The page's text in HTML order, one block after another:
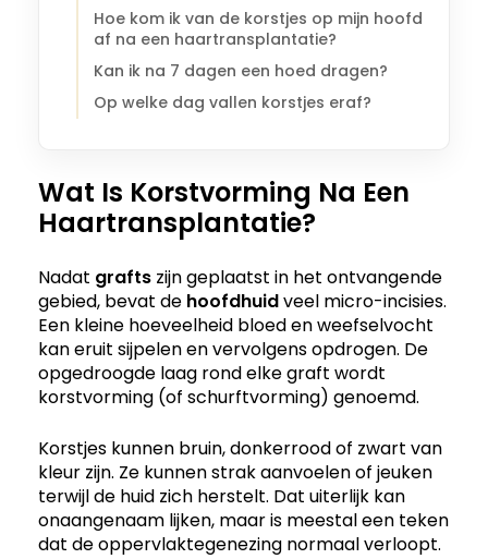
Hoe kom ik van de korstjes op mijn hoofd
af na een haartransplantatie?
Kan ik na 7 dagen een hoed dragen?
Op welke dag vallen korstjes eraf?
Wat Is Korstvorming Na Een
Haartransplantatie?
Nadat grafts zijn geplaatst in het ontvangende
gebied, bevat de hoofdhuidveel micro-incisies.
Een kleine hoeveelheid bloed en weefselvocht
kan eruit sijpelen en vervolgens opdrogen. De
opgedroogde laag rond elke graft wordt
korstvorming (of schurftvorming) genoemd.
Korstjes kunnen bruin, donkerrood of zwart van
kleur zijn. Ze kunnen strak aanvoelen of jeuken
terwijl de huid zich herstelt. Dat uiterlijk kan
onaangenaam lijken, maar is meestal een teken
dat de oppervlaktegenezing normaal verloopt.